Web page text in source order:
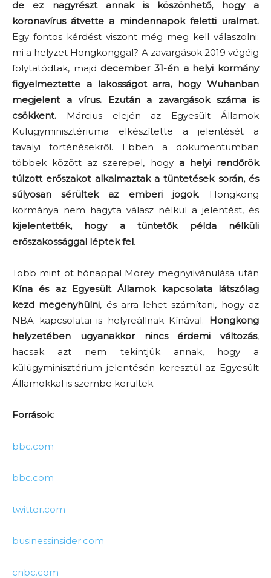
de ez nagyrészt annak is köszönhető, hogy a
koronavírus átvette a mindennapok feletti uralmat.
Egy fontos kérdést viszont még meg kell válaszolni:
mi a helyzet Hongkonggal? A zavargások 2019 végéig
folytatódtak, majd december 31-én a helyi kormány
figyelmeztette a lakosságot arra, hogy Wuhanban
megjelent a vírus. Ezután a zavargások száma is
csökkent. Március elején az Egyesült Államok
Külügyminisztériuma elkészítette a jelentését a
tavalyi történésekről. Ebben a dokumentumban
többek között az szerepel, hogy a helyi rendőrök
túlzott erőszakot alkalmaztak a tüntetések során, és
súlyosan sérültek az emberi jogok. Hongkong
kormánya nem hagyta válasz nélkül a jelentést, és
kijelentették, hogy a tüntetők példa nélküli
erőszakossággal léptek fel.
Több mint öt hónappal Morey megnyilvánulása után
Kína és az Egyesült Államok kapcsolata látszólag
kezd megenyhülni, és arra lehet számítani, hogy az
NBA kapcsolatai is helyreállnak Kínával. Hongkong
helyzetében ugyanakkor nincs érdemi változás,
hacsak azt nem tekintjük annak, hogy a
külügyminisztérium jelentésén keresztül az Egyesült
Államokkal is szembe kerültek.
Források:
bbc.com
bbc.com
twitter.com
businessinsider.com
cnbc.com